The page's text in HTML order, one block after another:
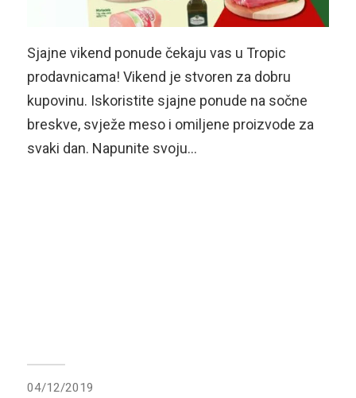
Sjajne vikend ponude čekaju vas u Tropic
prodavnicama! Vikend je stvoren za dobru
kupovinu. Iskoristite sjajne ponude na sočne
breskve, svježe meso i omiljene proizvode za
svaki dan. Napunite svoju…
04/12/2019